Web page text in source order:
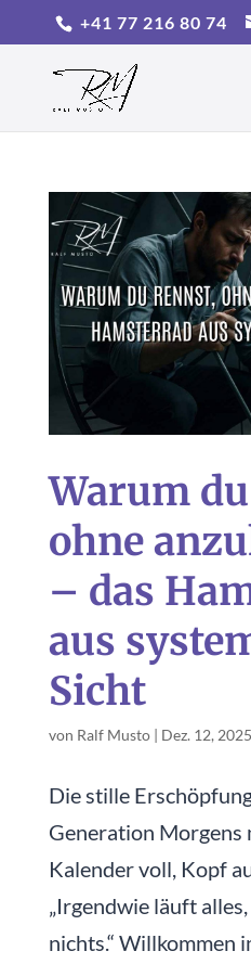
+41 77 216 80 74
Warum
ohne
– das
aus
Sicht
von Ralf Musto| Dez. 12, 2025
Die stille
Generation Morgens
Kalender voll, Kopf
„Irgendwie läuft
nichts.“ Willkommen